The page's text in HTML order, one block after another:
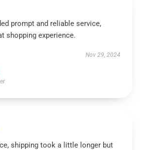
prompt and reliable service,
shopping experience.
Nov 29, 2024
shipping took a little longer but